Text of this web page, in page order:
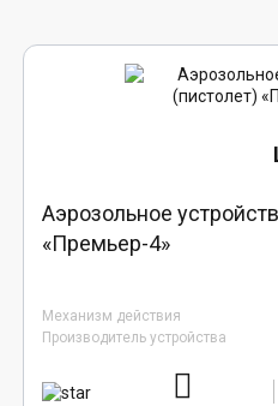
Аэрозольное
«Премьер-4»
Механизм действия
Производитель устройства